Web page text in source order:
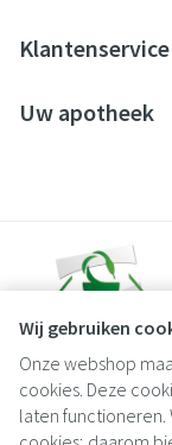
Wij gebruiken
Onze webshop
cookies. Deze
laten functioneren.
Klantenservice
Uw apotheek
Juridische links